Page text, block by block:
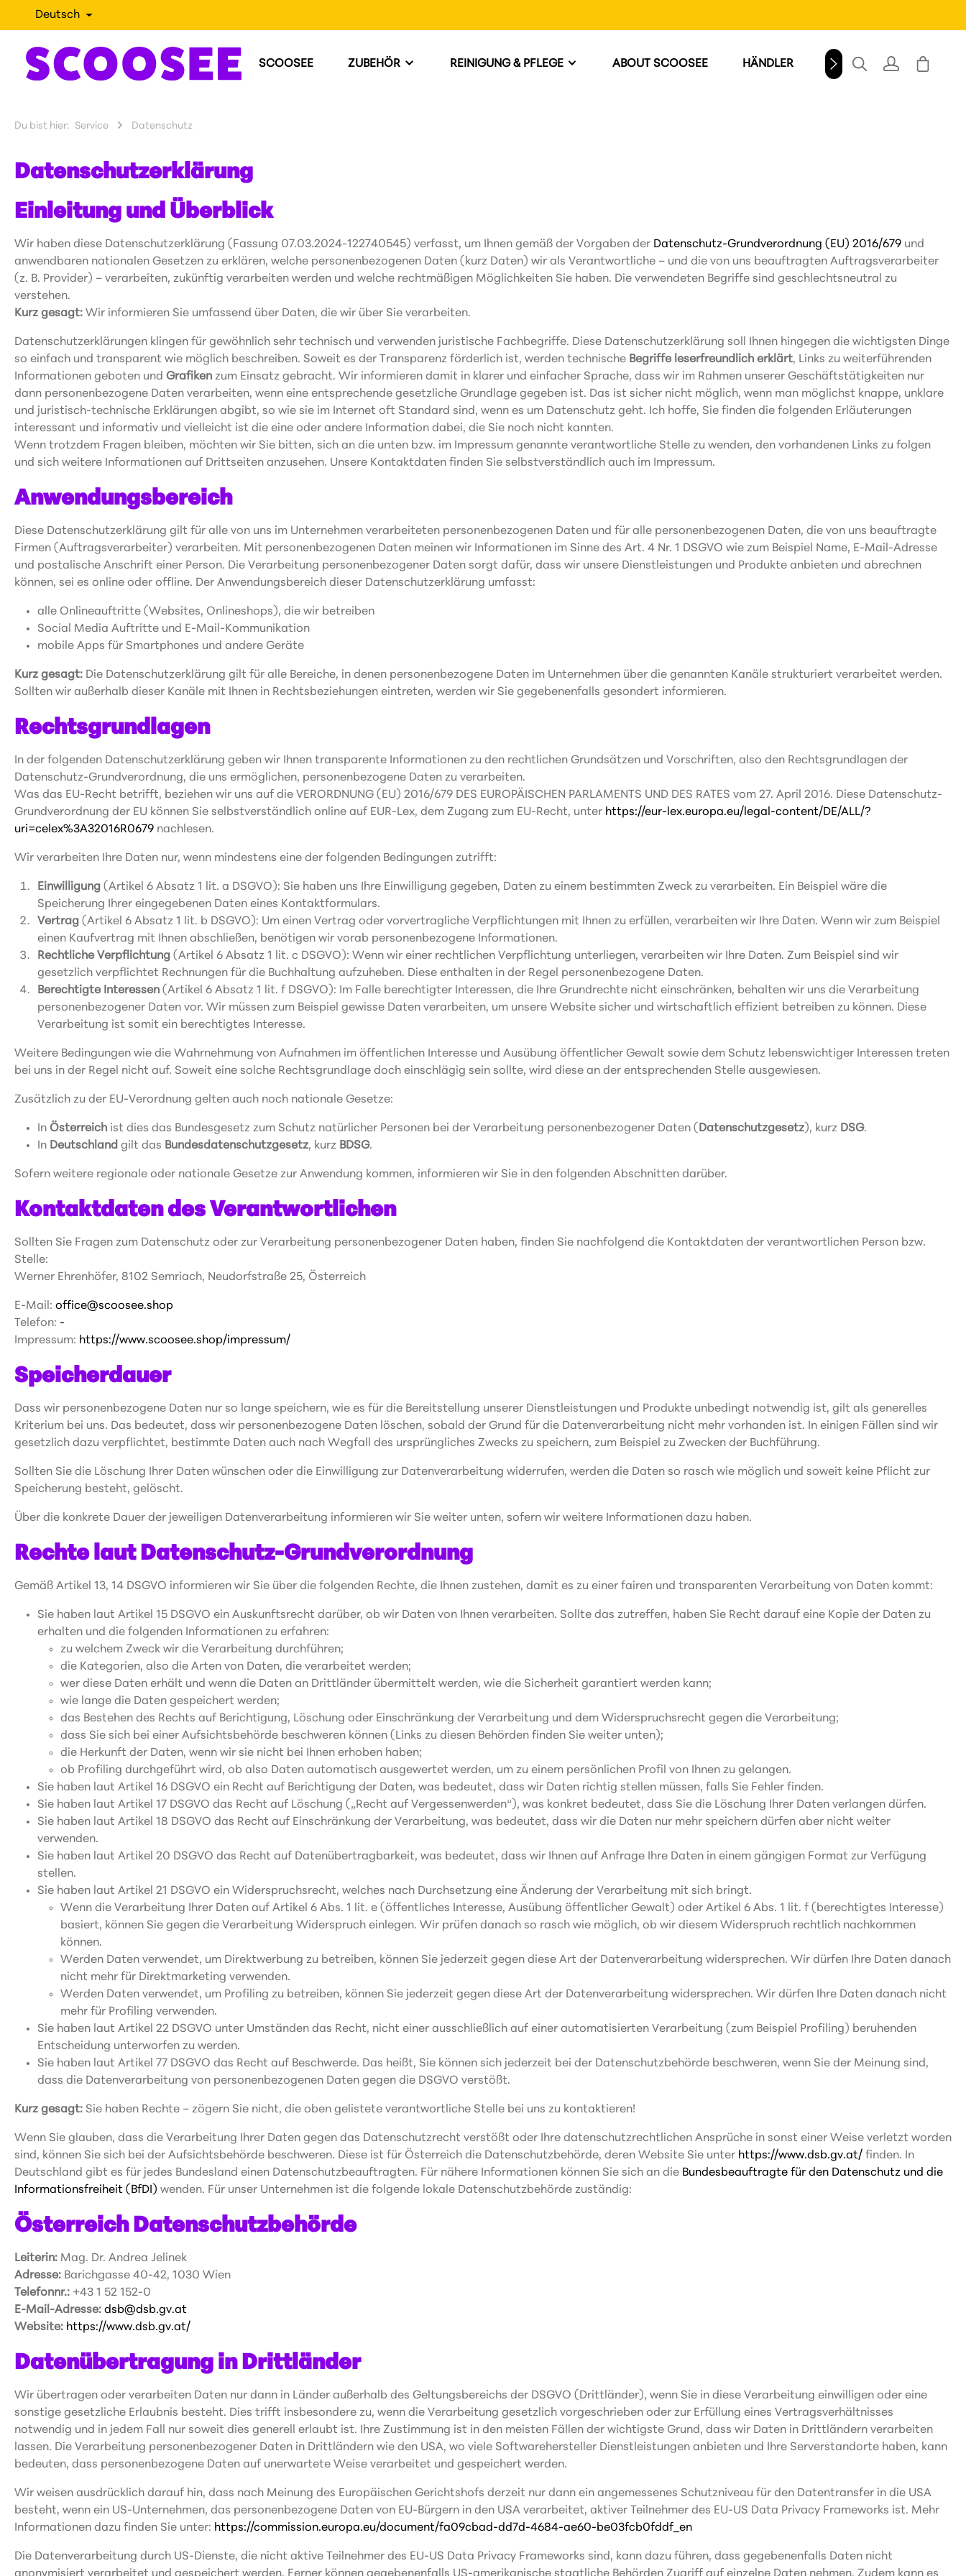
Deutsch
SCOOSEE ZUBEHÖR REINIGUNG & PFLEGE ABOUT SCOOSEE HÄNDLER WINDSCHILD
Du bist hier: Service Datenschutz
Datenschutzerklärung
Einleitung und Überblick
Wir haben diese Datenschutzerklärung (Fassung 07.03.2024-122740545) verfasst, um Ihnen gemäß der Vorgaben der Datenschutz-Grundverordnung (EU) 2016/679 und
anwendbaren nationalen Gesetzen zu erklären, welche personenbezogenen Daten (kurz Daten) wir als Verantwortliche – und die von uns beauftragten Auftragsverarbeiter
(z. B. Provider) – verarbeiten, zukünftig verarbeiten werden und welche rechtmäßigen Möglichkeiten Sie haben. Die verwendeten Begriffe sind geschlechtsneutral zu
verstehen.
Kurz gesagt: Wir informieren Sie umfassend über Daten, die wir über Sie verarbeiten.
Datenschutzerklärungen klingen für gewöhnlich sehr technisch und verwenden juristische Fachbegriffe. Diese Datenschutzerklärung soll Ihnen hingegen die wichtigsten Dinge
so einfach und transparent wie möglich beschreiben. Soweit es der Transparenz förderlich ist, werden technische Begriffe leserfreundlich erklärt, Links zu weiterführenden
Informationen geboten und Grafiken zum Einsatz gebracht. Wir informieren damit in klarer und einfacher Sprache, dass wir im Rahmen unserer Geschäftstätigkeiten nur
dann personenbezogene Daten verarbeiten, wenn eine entsprechende gesetzliche Grundlage gegeben ist. Das ist sicher nicht möglich, wenn man möglichst knappe, unklare
und juristisch-technische Erklärungen abgibt, so wie sie im Internet oft Standard sind, wenn es um Datenschutz geht. Ich hoffe, Sie finden die folgenden Erläuterungen
interessant und informativ und vielleicht ist die eine oder andere Information dabei, die Sie noch nicht kannten.
Wenn trotzdem Fragen bleiben, möchten wir Sie bitten, sich an die unten bzw. im Impressum genannte verantwortliche Stelle zu wenden, den vorhandenen Links zu folgen
und sich weitere Informationen auf Drittseiten anzusehen. Unsere Kontaktdaten finden Sie selbstverständlich auch im Impressum.
Anwendungsbereich
Diese Datenschutzerklärung gilt für alle von uns im Unternehmen verarbeiteten personenbezogenen Daten und für alle personenbezogenen Daten, die von uns beauftragte
Firmen (Auftragsverarbeiter) verarbeiten. Mit personenbezogenen Daten meinen wir Informationen im Sinne des Art. 4 Nr. 1 DSGVO wie zum Beispiel Name, E-Mail-Adresse
und postalische Anschrift einer Person. Die Verarbeitung personenbezogener Daten sorgt dafür, dass wir unsere Dienstleistungen und Produkte anbieten und abrechnen
können, sei es online oder offline. Der Anwendungsbereich dieser Datenschutzerklärung umfasst:
alle Onlineauftritte (Websites, Onlineshops), die wir betreiben
Social Media Auftritte und E-Mail-Kommunikation
mobile Apps für Smartphones und andere Geräte
Kurz gesagt: Die Datenschutzerklärung gilt für alle Bereiche, in denen personenbezogene Daten im Unternehmen über die genannten Kanäle strukturiert verarbeitet werden.
Sollten wir außerhalb dieser Kanäle mit Ihnen in Rechtsbeziehungen eintreten, werden wir Sie gegebenenfalls gesondert informieren.
Rechtsgrundlagen
In der folgenden Datenschutzerklärung geben wir Ihnen transparente Informationen zu den rechtlichen Grundsätzen und Vorschriften, also den Rechtsgrundlagen der
Datenschutz-Grundverordnung, die uns ermöglichen, personenbezogene Daten zu verarbeiten.
Was das EU-Recht betrifft, beziehen wir uns auf die VERORDNUNG (EU) 2016/679 DES EUROPÄISCHEN PARLAMENTS UND DES RATES vom 27. April 2016. Diese Datenschutz-
Grundverordnung der EU können Sie selbstverständlich online auf EUR-Lex, dem Zugang zum EU-Recht, unter https://eur-lex.europa.eu/legal-content/DE/ALL/?
uri=celex%3A32016R0679 nachlesen.
Wir verarbeiten Ihre Daten nur, wenn mindestens eine der folgenden Bedingungen zutrifft:
Einwilligung (Artikel 6 Absatz 1 lit. a DSGVO): Sie haben uns Ihre Einwilligung gegeben, Daten zu einem bestimmten Zweck zu verarbeiten. Ein Beispiel wäre die
Speicherung Ihrer eingegebenen Daten eines Kontaktformulars.
Vertrag (Artikel 6 Absatz 1 lit. b DSGVO): Um einen Vertrag oder vorvertragliche Verpflichtungen mit Ihnen zu erfüllen, verarbeiten wir Ihre Daten. Wenn wir zum Beispiel
einen Kaufvertrag mit Ihnen abschließen, benötigen wir vorab personenbezogene Informationen.
Rechtliche Verpflichtung (Artikel 6 Absatz 1 lit. c DSGVO): Wenn wir einer rechtlichen Verpflichtung unterliegen, verarbeiten wir Ihre Daten. Zum Beispiel sind wir
gesetzlich verpflichtet Rechnungen für die Buchhaltung aufzuheben. Diese enthalten in der Regel personenbezogene Daten.
Berechtigte Interessen (Artikel 6 Absatz 1 lit. f DSGVO): Im Falle berechtigter Interessen, die Ihre Grundrechte nicht einschränken, behalten wir uns die Verarbeitung
personenbezogener Daten vor. Wir müssen zum Beispiel gewisse Daten verarbeiten, um unsere Website sicher und wirtschaftlich effizient betreiben zu können. Diese
Verarbeitung ist somit ein berechtigtes Interesse.
Weitere Bedingungen wie die Wahrnehmung von Aufnahmen im öffentlichen Interesse und Ausübung öffentlicher Gewalt sowie dem Schutz lebenswichtiger Interessen treten
bei uns in der Regel nicht auf. Soweit eine solche Rechtsgrundlage doch einschlägig sein sollte, wird diese an der entsprechenden Stelle ausgewiesen.
Zusätzlich zu der EU-Verordnung gelten auch noch nationale Gesetze:
In Österreich ist dies das Bundesgesetz zum Schutz natürlicher Personen bei der Verarbeitung personenbezogener Daten ( Datenschutzgesetz), kurz DSG.
In Deutschland gilt das Bundesdatenschutzgesetz, kurz BDSG.
Sofern weitere regionale oder nationale Gesetze zur Anwendung kommen, informieren wir Sie in den folgenden Abschnitten darüber.
Kontaktdaten des Verantwortlichen
Sollten Sie Fragen zum Datenschutz oder zur Verarbeitung personenbezogener Daten haben, finden Sie nachfolgend die Kontaktdaten der verantwortlichen Person bzw.
Stelle:
Werner Ehrenhöfer, 8102 Semriach, Neudorfstraße 25, Österreich
E-Mail: office@scoosee.shop
Telefon: -
Impressum: https://www.scoosee.shop/impressum/
Speicherdauer
Dass wir personenbezogene Daten nur so lange speichern, wie es für die Bereitstellung unserer Dienstleistungen und Produkte unbedingt notwendig ist, gilt als generelles
Kriterium bei uns. Das bedeutet, dass wir personenbezogene Daten löschen, sobald der Grund für die Datenverarbeitung nicht mehr vorhanden ist. In einigen Fällen sind wir
gesetzlich dazu verpflichtet, bestimmte Daten auch nach Wegfall des ursprüngliches Zwecks zu speichern, zum Beispiel zu Zwecken der Buchführung.
Sollten Sie die Löschung Ihrer Daten wünschen oder die Einwilligung zur Datenverarbeitung widerrufen, werden die Daten so rasch wie möglich und soweit keine Pflicht zur
Speicherung besteht, gelöscht.
Über die konkrete Dauer der jeweiligen Datenverarbeitung informieren wir Sie weiter unten, sofern wir weitere Informationen dazu haben.
Rechte laut Datenschutz-Grundverordnung
Gemäß Artikel 13, 14 DSGVO informieren wir Sie über die folgenden Rechte, die Ihnen zustehen, damit es zu einer fairen und transparenten Verarbeitung von Daten kommt:
Sie haben laut Artikel 15 DSGVO ein Auskunftsrecht darüber, ob wir Daten von Ihnen verarbeiten. Sollte das zutreffen, haben Sie Recht darauf eine Kopie der Daten zu
erhalten und die folgenden Informationen zu erfahren:
zu welchem Zweck wir die Verarbeitung durchführen;
die Kategorien, also die Arten von Daten, die verarbeitet werden;
wer diese Daten erhält und wenn die Daten an Drittländer übermittelt werden, wie die Sicherheit garantiert werden kann;
wie lange die Daten gespeichert werden;
das Bestehen des Rechts auf Berichtigung, Löschung oder Einschränkung der Verarbeitung und dem Widerspruchsrecht gegen die Verarbeitung;
dass Sie sich bei einer Aufsichtsbehörde beschweren können (Links zu diesen Behörden finden Sie weiter unten);
die Herkunft der Daten, wenn wir sie nicht bei Ihnen erhoben haben;
ob Profiling durchgeführt wird, ob also Daten automatisch ausgewertet werden, um zu einem persönlichen Profil von Ihnen zu gelangen.
Sie haben laut Artikel 16 DSGVO ein Recht auf Berichtigung der Daten, was bedeutet, dass wir Daten richtig stellen müssen, falls Sie Fehler finden.
Sie haben laut Artikel 17 DSGVO das Recht auf Löschung („Recht auf Vergessenwerden“), was konkret bedeutet, dass Sie die Löschung Ihrer Daten verlangen dürfen.
Sie haben laut Artikel 18 DSGVO das Recht auf Einschränkung der Verarbeitung, was bedeutet, dass wir die Daten nur mehr speichern dürfen aber nicht weiter
verwenden.
Sie haben laut Artikel 20 DSGVO das Recht auf Datenübertragbarkeit, was bedeutet, dass wir Ihnen auf Anfrage Ihre Daten in einem gängigen Format zur Verfügung
stellen.
Sie haben laut Artikel 21 DSGVO ein Widerspruchsrecht, welches nach Durchsetzung eine Änderung der Verarbeitung mit sich bringt.
Wenn die Verarbeitung Ihrer Daten auf Artikel 6 Abs. 1 lit. e (öffentliches Interesse, Ausübung öffentlicher Gewalt) oder Artikel 6 Abs. 1 lit. f (berechtigtes Interesse)
basiert, können Sie gegen die Verarbeitung Widerspruch einlegen. Wir prüfen danach so rasch wie möglich, ob wir diesem Widerspruch rechtlich nachkommen
können.
Werden Daten verwendet, um Direktwerbung zu betreiben, können Sie jederzeit gegen diese Art der Datenverarbeitung widersprechen. Wir dürfen Ihre Daten danach
nicht mehr für Direktmarketing verwenden.
Werden Daten verwendet, um Profiling zu betreiben, können Sie jederzeit gegen diese Art der Datenverarbeitung widersprechen. Wir dürfen Ihre Daten danach nicht
mehr für Profiling verwenden.
Sie haben laut Artikel 22 DSGVO unter Umständen das Recht, nicht einer ausschließlich auf einer automatisierten Verarbeitung (zum Beispiel Profiling) beruhenden
Entscheidung unterworfen zu werden.
Sie haben laut Artikel 77 DSGVO das Recht auf Beschwerde. Das heißt, Sie können sich jederzeit bei der Datenschutzbehörde beschweren, wenn Sie der Meinung sind,
dass die Datenverarbeitung von personenbezogenen Daten gegen die DSGVO verstößt.
Kurz gesagt: Sie haben Rechte – zögern Sie nicht, die oben gelistete verantwortliche Stelle bei uns zu kontaktieren!
Wenn Sie glauben, dass die Verarbeitung Ihrer Daten gegen das Datenschutzrecht verstößt oder Ihre datenschutzrechtlichen Ansprüche in sonst einer Weise verletzt worden
sind, können Sie sich bei der Aufsichtsbehörde beschweren. Diese ist für Österreich die Datenschutzbehörde, deren Website Sie unter https://www.dsb.gv.at/ finden. In
Deutschland gibt es für jedes Bundesland einen Datenschutzbeauftragten. Für nähere Informationen können Sie sich an die Bundesbeauftragte für den Datenschutz und die
Informationsfreiheit (BfDI) wenden. Für unser Unternehmen ist die folgende lokale Datenschutzbehörde zuständig:
Österreich Datenschutzbehörde
Leiterin: Mag. Dr. Andrea Jelinek
Adresse: Barichgasse 40-42, 1030 Wien
Telefonnr.: +43 1 52 152-0
E-Mail-Adresse: dsb@dsb.gv.at
Website: https://www.dsb.gv.at/
Datenübertragung in Drittländer
Wir übertragen oder verarbeiten Daten nur dann in Länder außerhalb des Geltungsbereichs der DSGVO (Drittländer), wenn Sie in diese Verarbeitung einwilligen oder eine
sonstige gesetzliche Erlaubnis besteht. Dies trifft insbesondere zu, wenn die Verarbeitung gesetzlich vorgeschrieben oder zur Erfüllung eines Vertragsverhältnisses
notwendig und in jedem Fall nur soweit dies generell erlaubt ist. Ihre Zustimmung ist in den meisten Fällen der wichtigste Grund, dass wir Daten in Drittländern verarbeiten
lassen. Die Verarbeitung personenbezogener Daten in Drittländern wie den USA, wo viele Softwarehersteller Dienstleistungen anbieten und Ihre Serverstandorte haben, kann
bedeuten, dass personenbezogene Daten auf unerwartete Weise verarbeitet und gespeichert werden.
Wir weisen ausdrücklich darauf hin, dass nach Meinung des Europäischen Gerichtshofs derzeit nur dann ein angemessenes Schutzniveau für den Datentransfer in die USA
besteht, wenn ein US-Unternehmen, das personenbezogene Daten von EU-Bürgern in den USA verarbeitet, aktiver Teilnehmer des EU-US Data Privacy Frameworks ist. Mehr
Informationen dazu finden Sie unter: https://commission.europa.eu/document/fa09cbad-dd7d-4684-ae60-be03fcb0fddf_en
Die Datenverarbeitung durch US-Dienste, die nicht aktive Teilnehmer des EU-US Data Privacy Frameworks sind, kann dazu führen, dass gegebenenfalls Daten nicht